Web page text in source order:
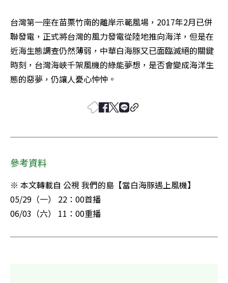
台灣第一座在苗栗竹南的離岸示範風場，2017年2月已併
聯發電，正式將台灣的風力發電從陸地推向海洋，但是在
近海生態調查仍然薄弱，中華白海豚又已面臨滅絕的關鍵
時刻，台灣海峽千架風機的綠能夢想，是否會變成海洋生
態的惡夢，仍讓人憂心忡忡。
參考資料
※ 本文轉載自 公視 我們的島【當白海豚遇上風機】
05/29（一） 22：00首播
06/03（六） 11：00重播